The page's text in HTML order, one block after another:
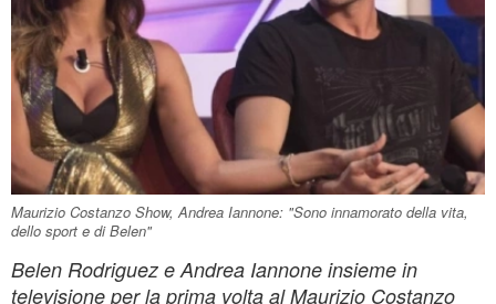
Maurizio Costanzo Show, Andrea Iannone: "Sono innamorato della vita,
dello sport e di Belen"
Belen Rodriguez e Andrea Iannone insieme in
televisione per la prima volta al Maurizio Costanzo